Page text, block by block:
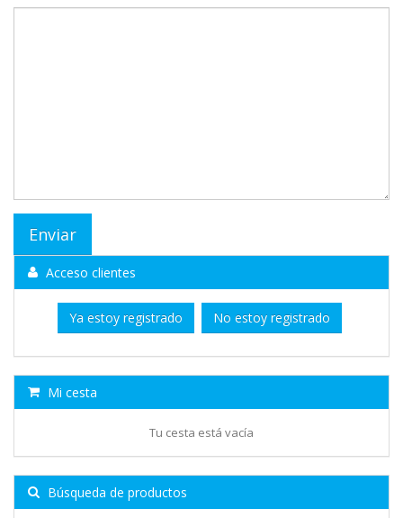
Acceso clientes
Ya estoy registrado No estoy registrado
Mi cesta
Tu cesta está vacía
Búsqueda de productos